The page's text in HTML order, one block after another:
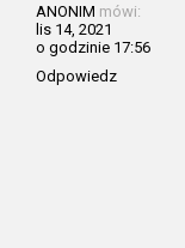
ANONIM mówi:
lis 14, 2021
o godzinie 17:56
Odpowiedz